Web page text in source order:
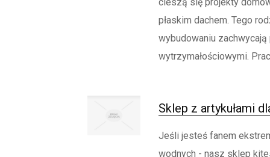
płaskim dachem. Tego
wybudowaniu zachwycają
wytrzymałościowymi.
Sklep z artykułami
Jeśli jesteś fanem
wodnych - nasz sklep